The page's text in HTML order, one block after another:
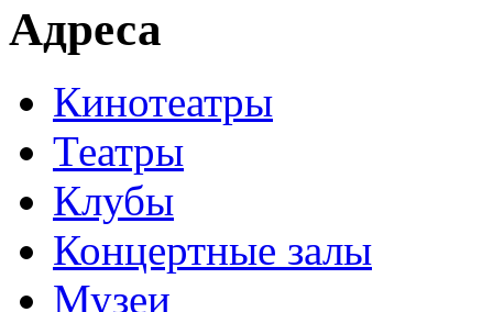
Адреса
Кинотеатры
Театры
Клубы
Концертные залы
Музеи